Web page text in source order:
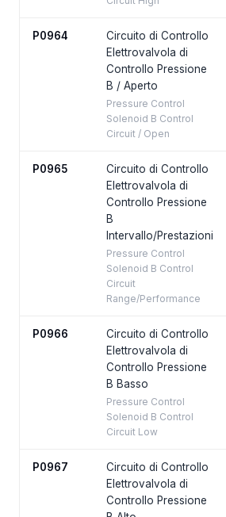
P0964
Circuito di Controllo
Elettrovalvola di
Controllo Pressione
B / Aperto
Pressure Control
Solenoid B Control
Circuit / Open
P0965
Circuito di Controllo
Elettrovalvola di
Controllo Pressione
B
Intervallo/Prestazioni
Pressure Control
Solenoid B Control
Circuit
Range/Performance
P0966
Circuito di Controllo
Elettrovalvola di
Controllo Pressione
B Basso
Pressure Control
Solenoid B Control
Circuit Low
P0967
Circuito di Controllo
Elettrovalvola di
Controllo Pressione